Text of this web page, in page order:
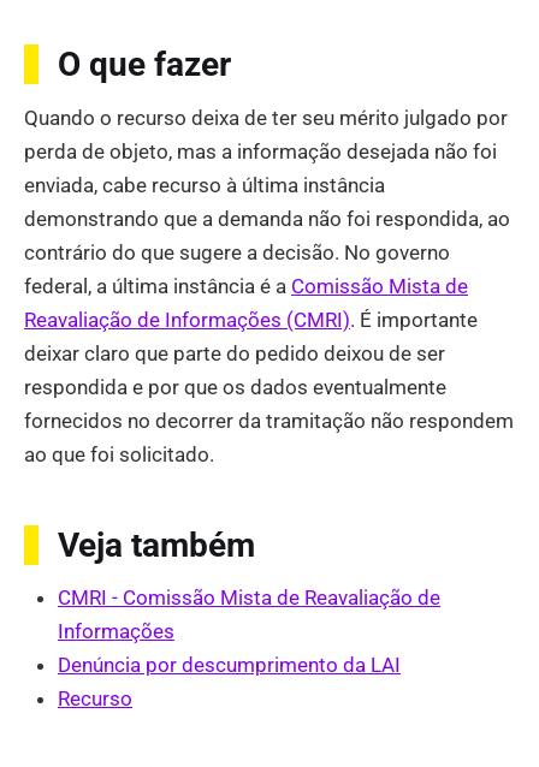
O que fazer
Quando o recurso deixa de ter seu mérito julgado por
perda de objeto, mas a informação desejada não foi
enviada, cabe recurso à última instância
demonstrando que a demanda não foi respondida, ao
contrário do que sugere a decisão. No governo
federal, a última instância é a Comissão Mista de
Reavaliação de Informações (CMRI). É importante
deixar claro que parte do pedido deixou de ser
respondida e por que os dados eventualmente
fornecidos no decorrer da tramitação não respondem
ao que foi solicitado.
Veja também
CMRI - Comissão Mista de Reavaliação de
Informações
Denúncia por descumprimento da LAI
Recurso